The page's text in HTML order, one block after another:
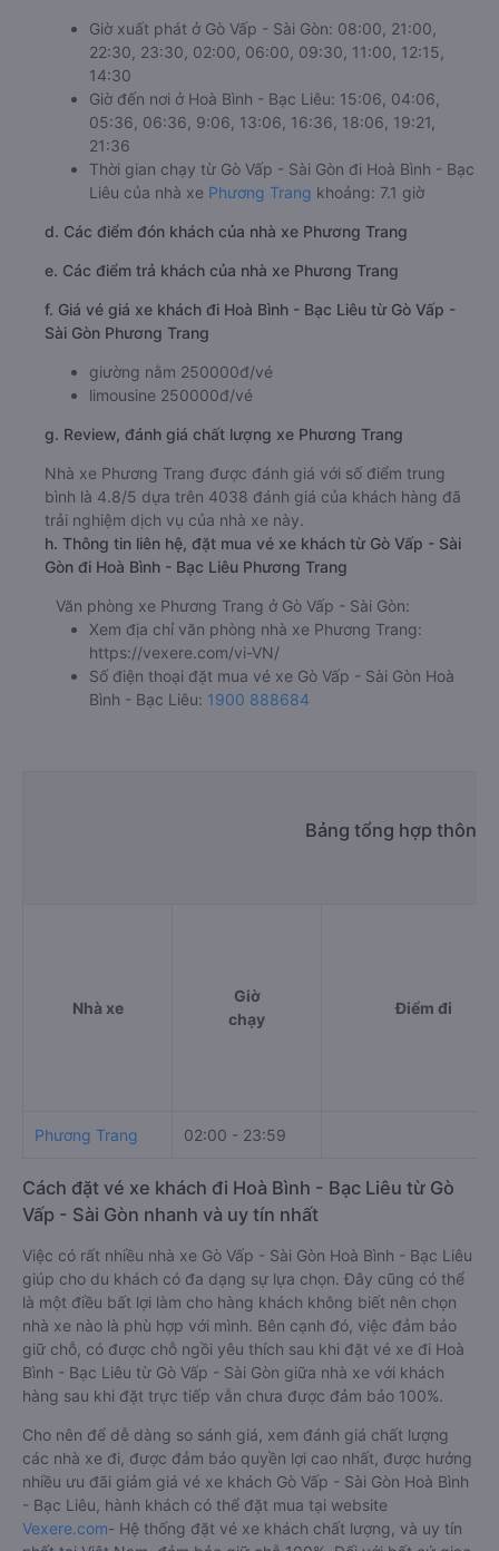
Giờ xuất phát ở Gò Vấp - Sài Gòn: 08:00, 21:00,
22:30, 23:30, 02:00, 06:00, 09:30, 11:00, 12:15,
14:30
Giờ đến nơi ở Hoà Bình - Bạc Liêu: 15:06, 04:06,
05:36, 06:36, 9:06, 13:06, 16:36, 18:06, 19:21,
21:36
Thời gian chạy từ Gò Vấp - Sài Gòn đi Hoà Bình - Bạc
Liêu của nhà xe Phương Trang khoảng: 7.1 giờ
d. Các điểm đón khách của nhà xe Phương Trang
e. Các điểm trả khách của nhà xe Phương Trang
f. Giá vé giá xe khách đi Hoà Bình - Bạc Liêu từ Gò Vấp -
Sài Gòn Phương Trang
giường nằm 250000đ/vé
limousine 250000đ/vé
g. Review, đánh giá chất lượng xe Phương Trang
Nhà xe Phương Trang được đánh giá với số điểm trung
bình là 4.8/5 dựa trên 4038 đánh giá của khách hàng đã
trải nghiệm dịch vụ của nhà xe này.
h. Thông tin liên hệ, đặt mua vé xe khách từ Gò Vấp - Sài
Gòn đi Hoà Bình - Bạc Liêu Phương Trang
Văn phòng xe Phương Trang ở Gò Vấp - Sài Gòn:
Xem địa chỉ văn phòng nhà xe Phương Trang:
https://vexere.com/vi-VN/
Số điện thoại đặt mua vé xe Gò Vấp - Sài Gòn Hoà
Bình - Bạc Liêu: 1900 888684
Bảng tổng hợp thông
Nhà xe
Giờ
chạy
Điểm đi
Phương Trang 02:00 - 23:59
Cách đặt vé xe khách đi Hoà Bình - Bạc Liêu từ Gò
Vấp - Sài Gòn nhanh và uy tín nhất
Việc có rất nhiều nhà xe Gò Vấp - Sài Gòn Hoà Bình - Bạc Liêu
giúp cho du khách có đa dạng sự lựa chọn. Đây cũng có thể
là một điều bất lợi làm cho hàng khách không biết nên chọn
nhà xe nào là phù hợp với mình. Bên cạnh đó, việc đảm bảo
giữ chỗ, có được chỗ ngồi yêu thích sau khi đặt vé xe đi Hoà
Bình - Bạc Liêu từ Gò Vấp - Sài Gòn giữa nhà xe với khách
hàng sau khi đặt trực tiếp vẫn chưa được đảm bảo 100%.
Cho nên để dễ dàng so sánh giá, xem đánh giá chất lượng
các nhà xe đi, được đảm bảo quyền lợi cao nhất, được hưởng
nhiều ưu đãi giảm giá vé xe khách Gò Vấp - Sài Gòn Hoà Bình
- Bạc Liêu, hành khách có thể đặt mua tại website
Vexere.com- Hệ thống đặt vé xe khách chất lượng, và uy tín